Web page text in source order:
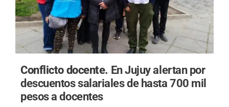
Conflicto docente. En Jujuy alertan por
descuentos salariales de hasta 700 mil
pesos a docentes